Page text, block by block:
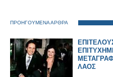
ΠΡΟΗΓΟΥΜΕΝΑ ΑΡΘΡΑ
ΛΑΟΣ